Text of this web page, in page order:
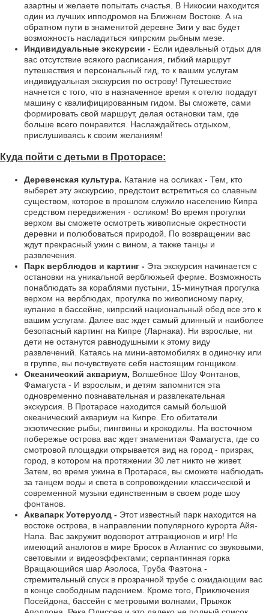
азартны и желаете попытать счастья. В Никосии находится
один из лучших ипподромов на Ближнем Востоке. А на
обратном пути в знаменитой деревне Зиги у вас будет
возможность насладиться кипрским рыбным мезе.
Индивидуальные экскурсии - Если идеальный отдых для
вас отсутствие всякого расписания, гибкий маршрут
путешествия и персональный гид, то к вашим услугам
индивидуальная экскурсия по острову! Путешествие
начнется с того, что в назначенное время к отелю подадут
машину с квалифицированным гидом. Вы сможете, сами
формировать свой маршрут, делая остановки там, где
больше всего понравится. Наслаждайтесь отдыхом,
прислушиваясь к своим желаниям!
Куда пойти с детьми в Проторасе:
Деревенская культура. Катание на осликах - Тем, кто
выберет эту экскурсию, предстоит встретиться со славным
существом, которое в прошлом служило населению Кипра
средством передвижения - осликом! Во время прогулки
верхом вы сможете осмотреть живописные окрестности
деревни и полюбоваться природой. По возвращении вас
ждут прекрасный ужин с вином, а также танцы и
развлечения.
Парк верблюдов и картинг - Эта экскурсия начинается с
остановки на уникальной верблюжьей ферме. Возможность
понаблюдать за кораблями пустыни, 15-минутная прогулка
верхом на верблюдах, прогулка по живописному парку,
купание в бассейне, кипрский национальный обед все это к
вашим услугам. Далее вас ждет самый длинный и наиболее
безопасный картинг на Кипре (Ларнака). Ни взрослые, ни
дети не останутся равнодушными к этому виду
развлечений. Катаясь на мини-автомобилях в одиночку или
в группе, вы почувствуете себя настоящим гонщиком.
Океанический аквариум, Волшебное Шоу Фонтанов,
Фамагуста - И взрослым, и детям запомнится эта
одновременно познавательная и развлекательная
экскурсия. В Протарасе находится самый большой
океанический аквариум на Кипре. Его обитатели
экзотические рыбы, пингвины и крокодилы. На восточном
побережье острова вас ждет знаменитая Фамагуста, где со
смотровой площадки открывается вид на город - призрак,
город, в котором на протяжении 30 лет никто не живет.
Затем, во время ужина в Протарасе, вы сможете наблюдать
за танцем воды и света в сопровождении классической и
современной музыки единственным в своем роде шоу
фонтанов.
Аквапарк Уотеруолд - Этот известный парк находится на
востоке острова, в направлении популярного курорта Айя-
Напа. Вас закружит водоворот аттракционов и игр! Не
имеющий аналогов в мире Бросок в Атлантис со звуковыми,
световыми и видеоэффектами; серпантинная горка
Вращающийся шар Аэолоса, Труба Фаэтона -
стремительный спуск в прозрачной трубе с ожидающим вас
в конце свободным падением. Кроме того, Приключения
Посейдона, бассейн с метровыми волнами, Прыжок